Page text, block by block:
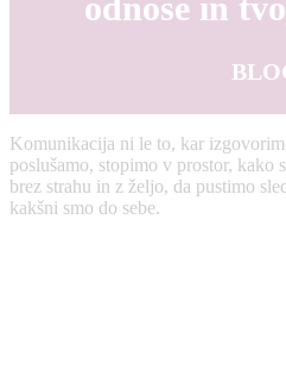
Komunikacija ni le to, kar
poslušamo, stopimo v prostor, kako
brez strahu in z željo, da pustimo
kakšni smo do sebe.